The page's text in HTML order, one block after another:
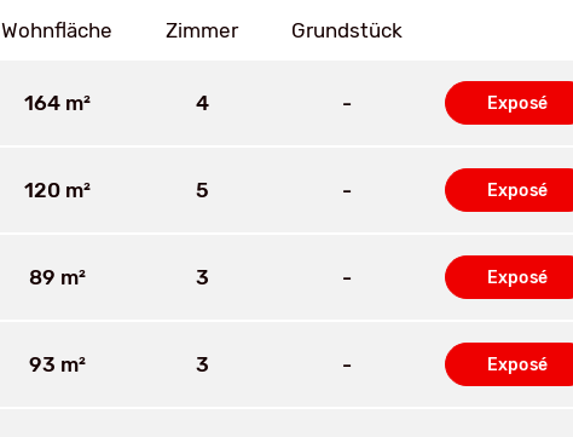
Wohnfläche Zimmer Grundstück
164 m² 4 - Exposé
120 m² 5 - Exposé
89 m² 3 - Exposé
93 m² 3 - Exposé